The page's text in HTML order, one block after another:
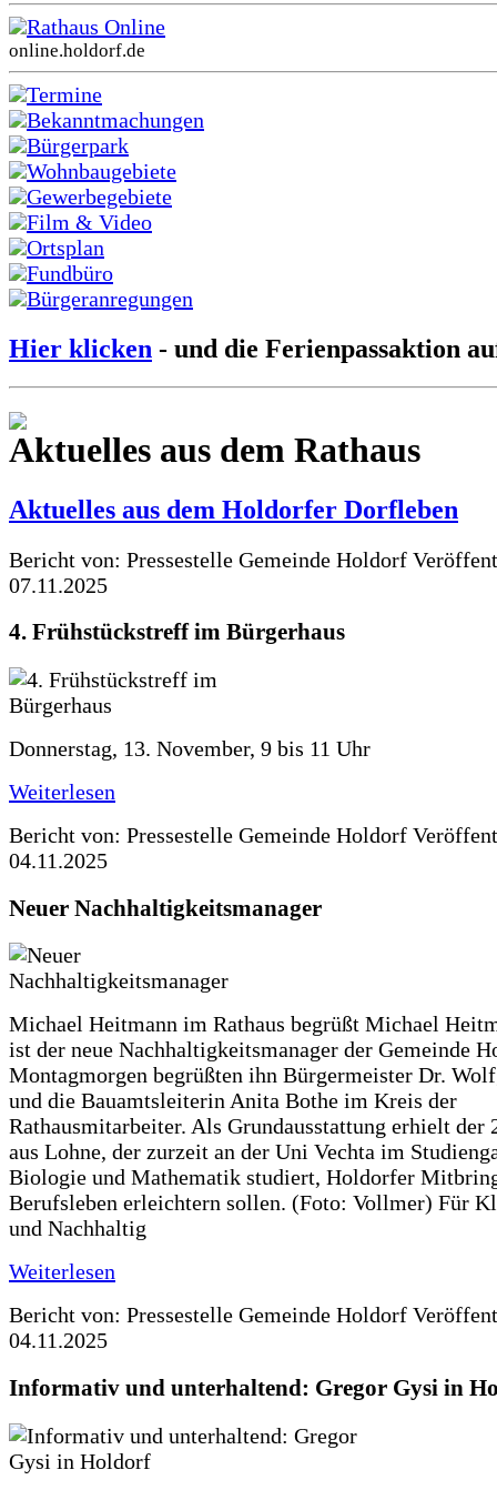
Rathaus Online
online.holdorf.de
Termine
Bekanntmachungen
Bürgerpark
Wohnbaugebiete
Gewerbegebiete
Film & Video
Ortsplan
Fundbüro
Bürgeranregungen
Hier klicken - und die Ferienpassaktion
Aktuelles aus dem Rathaus
Aktuelles aus dem Holdorfer Dorfleben
Bericht von: Pressestelle Gemeinde Holdorf
07.11.2025
4. Frühstückstreff im Bürgerhaus
Donnerstag, 13. November, 9 bis 11 Uhr
Weiterlesen
Bericht von: Pressestelle Gemeinde Holdorf
04.11.2025
Neuer Nachhaltigkeitsmanager
Michael Heitmann im Rathaus begrüßt Michael
ist der neue Nachhaltigkeitsmanager der Gemeinde
Montagmorgen begrüßten ihn Bürgermeister Dr.
und die Bauamtsleiterin Anita Bothe im Kreis der
Rathausmitarbeiter. Als Grundausstattung erhielt der
aus Lohne, der zurzeit an der Uni Vechta im
Biologie und Mathematik studiert, Holdorfer
Berufsleben erleichtern sollen. (Foto: Vollmer) Für
und Nachhaltig
Weiterlesen
Bericht von: Pressestelle Gemeinde Holdorf
04.11.2025
Informativ und unterhaltend: Gregor Gysi in